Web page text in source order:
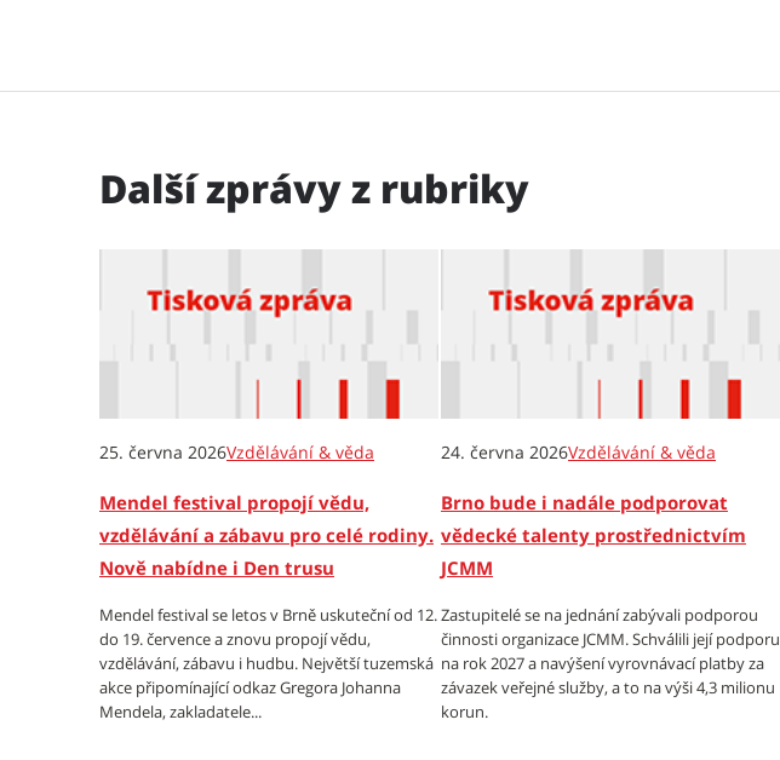
Další zprávy z rubriky
25. června 2026Vzdělávání & věda
Mendel festival propojí vědu,
vzdělávání a zábavu pro celé rodiny.
Nově nabídne i Den trusu
Mendel festival se letos v Brně uskuteční od 12.
do 19. července a znovu propojí vědu,
vzdělávání, zábavu i hudbu. Největší tuzemská
akce připomínající odkaz Gregora Johanna
Mendela, zakladatele...
24. června 2026Vzdělávání & věda
Brno bude i nadále podporovat
vědecké talenty prostřednictvím
JCMM
Zastupitelé se na jednání zabývali podporou
činnosti organizace JCMM. Schválili její podporu
na rok 2027 a navýšení vyrovnávací platby za
závazek veřejné služby, a to na výši 4,3 milionu
korun.